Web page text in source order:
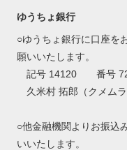
ゆうちょ銀行
○ゆうちょ銀行に口座を
願いいたします。
記号 14120 番号
久米村 拓郎（クメムラ
○他金融機関よりお振込
いいたします。